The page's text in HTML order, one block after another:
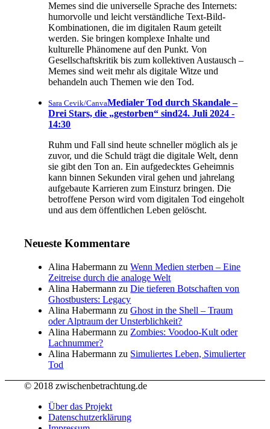
Memes sind die universelle Sprache des Internets:
humorvolle und leicht verständliche Text-Bild-
Kombinationen, die im digitalen Raum geteilt
werden. Sie bringen komplexe Inhalte und
kulturelle Phänomene auf den Punkt. Von
Gesellschaftskritik bis zum kollektiven Austausch –
Memes sind weit mehr als digitale Witze und
behandeln auch Themen wie den Tod.
Sara Cevik/CanvaMedialer Tod durch Skandale –
Drei Stars, die „gestorben“ sind24. Juli 2024 -
14:30
Ruhm und Fall sind heute schneller möglich als je
zuvor, und die Schuld trägt die digitale Welt, denn
sie gibt den Ton an. Ein aufgedecktes Geheimnis
kann binnen Sekunden viral gehen und jahrelang
aufgebaute Karrieren zum Einsturz bringen. Die
betroffene Person wird vom digitalen Tod eingeholt
und aus dem öffentlichen Leben gelöscht.
Neueste Kommentare
Alina Habermann zuWenn Medien sterben – Eine
Zeitreise durch die analoge Welt
Alina Habermann zuDie tieferen Botschaften von
Ghostbusters: Legacy
Alina Habermann zuGhost in the Shell – Traum
oder Alptraum der Unsterblichkeit?
Alina Habermann zu Zombies: Voodoo-Kult oder
Lachnummer?
Alina Habermann zu Simuliertes Leben, Simulierter
Tod
© 2018 zwischenbetrachtung.de
Über das Projekt
Datenschutzerklärung